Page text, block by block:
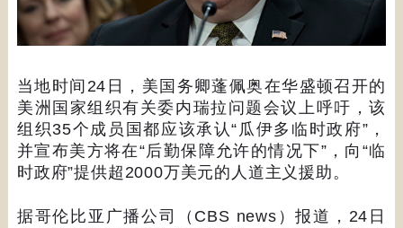
当地时间 24 日，美国务卿蓬佩奥在华盛顿召开的
美洲国家组织有关委内瑞拉问题会议上呼吁，该
组织35个成员国都应该承认“ 瓜伊多临时政府” ，
并宣布美方将在“后勤保障允许的情况下” ，向 “临
时政府”提供超 2000万美元的人道主义援助。
据哥伦比亚广播公司（ CBS news ）报道， 24 日